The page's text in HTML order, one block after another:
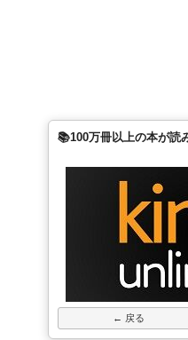
📚100万冊以上の本が
← 戻る